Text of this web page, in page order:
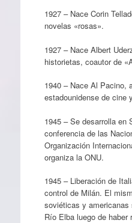
1927 – Nace Corin
novelas «rosas».
1927 – Nace Albert
historietas, coautor de
1940 – Nace Al Pacino,
estadounidense de cine
1945 – Se desarrolla en
conferencia de las
Organización
organiza la ONU.
1945 – Liberación de
control de Milán. El
soviéticas y americanas
Río Elba luego de haber